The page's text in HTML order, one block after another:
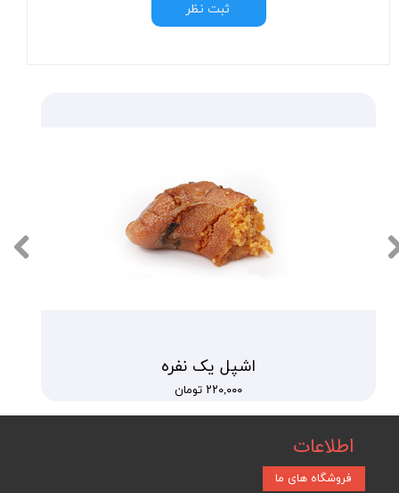
ثبت نظر
اشپل یک نفره
۲۲۰,۰۰۰ تومان
فروشگاه های ما
اطلاعات